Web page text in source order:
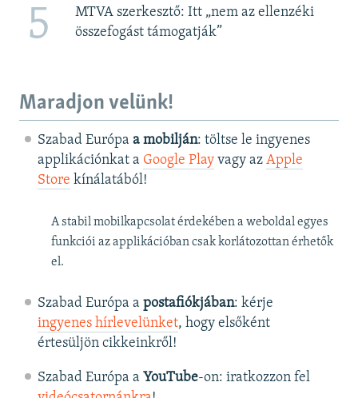
5
MTVA szerkesztő: Itt „nem az ellenzéki
összefogást támogatják”
Maradjon velünk!
Szabad Európa a mobilján: töltse le ingyenes
applikációnkat a Google Playvagy az Apple
Store kínálatából!
A stabil mobilkapcsolat érdekében a weboldal egyes
funkciói az applikációban csak korlátozottan érhetők
el.
Szabad Európa a postafiókjában: kérje
ingyenes hírlevelünket, hogy elsőként
értesüljön cikkeinkről!
Szabad Európa a YouTube-on: iratkozzon fel